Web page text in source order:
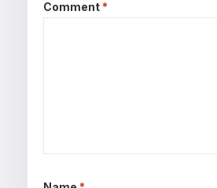
Comment *